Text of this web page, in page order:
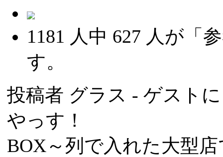
1181 人中 627 人が「
す。
投稿者 グラス - ゲスト
やっす！
BOX～列で入れた大型